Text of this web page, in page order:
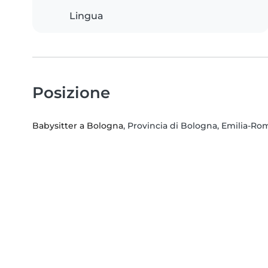
Lingua
Posizione
Babysitter a Bologna, Provincia di Bologna, Emilia-